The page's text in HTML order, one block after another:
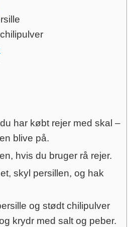
har købt rejer med skal –
blive på.
hvis du bruger rå rejer.
skyl persillen, og hak
og stødt chilipulver
krydr med salt og peber.